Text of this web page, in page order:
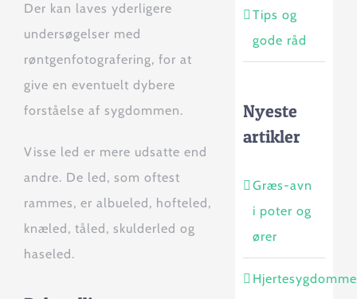
Der kan laves yderligere
undersøgelser med
røntgenfotografering, for at
give en eventuelt dybere
forståelse af sygdommen.
Visse led er mere udsatte end
andre. De led, som oftest
rammes, er albueled, hofteled,
knæled, tåled, skulderled og
haseled.
Tips og
gode råd
Nyeste
artikler
Græs-avn
i poter og
ører
Hjertesygdomme